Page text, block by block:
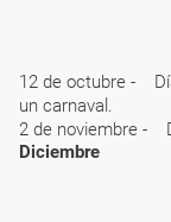
12 de octubre -
un carnaval.
2 de noviembre -
Diciembre